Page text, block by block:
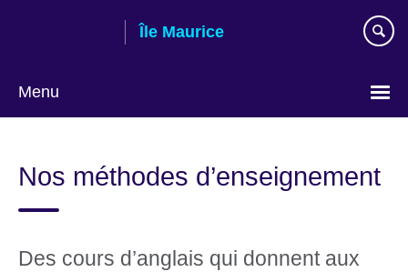
Île Maurice
Menu
language
Nos méthodes d’enseignement
Des cours d’anglais qui donnent aux